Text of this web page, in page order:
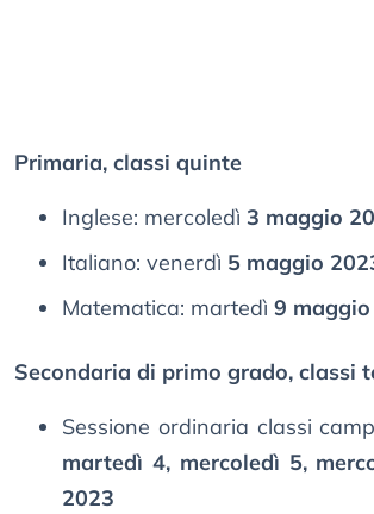
Primaria, classi quinte
Inglese: mercoledì 3 maggio
Italiano: venerdì 5 maggio
Matematica: martedì 9
Secondaria di primo grado, classi
Sessione ordinaria classi
martedì 4, mercoledì 5,
2023